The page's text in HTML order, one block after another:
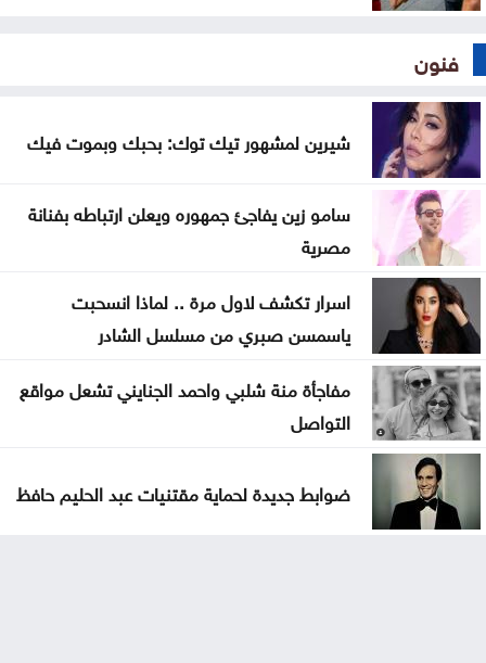
فنون
شيرين لمشهور تيك توك: بحبك وبموت فيك
سامو زين يفاجئ جمهوره ويعلن ارتباطه بفنانة
مصرية
اسرار تكشف لاول مرة .. لماذا انسحبت
ياسمسن صبري من مسلسل الشادر
مفاجأة منة شلبي واحمد الجنايني تشعل مواقع
التواصل
ضوابط جديدة لحماية مقتنيات عبد الحليم حافظ